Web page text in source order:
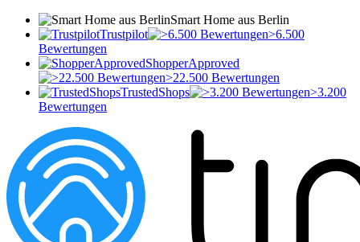
Smart Home aus Berlin
Trustpilot
>6.500
Bewertungen
ShopperApproved
>22.500 Bewertungen
TrustedShops
>3.200
Bewertungen